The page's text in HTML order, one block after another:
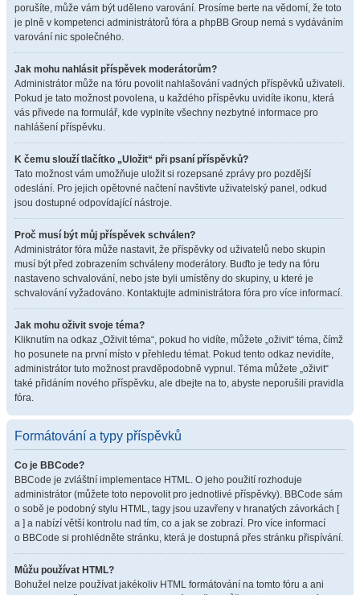
porušíte, může vám být uděleno varování. Prosíme berte na vědomí, že toto
je plně v kompetenci administrátorů fóra a phpBB Group nemá s vydáváním
varování nic společného.
Jak mohu nahlásit příspěvek moderátorům?
Administrátor může na fóru povolit nahlašování vadných příspěvků uživateli.
Pokud je tato možnost povolena, u každého příspěvku uvidíte ikonu, která
vás přivede na formulář, kde vyplníte všechny nezbytné informace pro
nahlášení příspěvku.
K čemu slouží tlačítko „Uložit“ při psaní příspěvků?
Tato možnost vám umožňuje uložit si rozepsané zprávy pro pozdější
odeslání. Pro jejich opětovné načtení navštivte uživatelský panel, odkud
jsou dostupné odpovídající nástroje.
Proč musí být můj příspěvek schválen?
Administrátor fóra může nastavit, že příspěvky od uživatelů nebo skupin
musí být před zobrazením schváleny moderátory. Buďto je tedy na fóru
nastaveno schvalování, nebo jste byli umístěny do skupiny, u které je
schvalování vyžadováno. Kontaktujte administrátora fóra pro více informací.
Jak mohu oživit svoje téma?
Kliknutím na odkaz „Oživit téma“, pokud ho vidíte, můžete „oživit“ téma, čímž
ho posunete na první místo v přehledu témat. Pokud tento odkaz nevidíte,
administrátor tuto možnost pravděpodobně vypnul. Téma můžete „oživit“
také přidáním nového příspěvku, ale dbejte na to, abyste neporušili pravidla
fóra.
Formátování a typy příspěvků
Co je BBCode?
BBCode je zvláštní implementace HTML. O jeho použití rozhoduje
administrátor (můžete toto nepovolit pro jednotlivé příspěvky). BBCode sám
o sobě je podobný stylu HTML, tagy jsou uzavřeny v hranatých závorkách [
a ] a nabízí větší kontrolu nad tím, co a jak se zobrazí. Pro více informací
o BBCode si prohlédněte stránku, která je dostupná přes stránku přispívání.
Můžu používat HTML?
Bohužel nelze používat jakékoliv HTML formátování na tomto fóru a ani